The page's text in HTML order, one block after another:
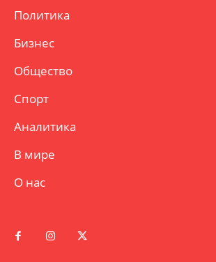
Политика
Бизнес
Общество
Спорт
Аналитика
В мире
О нас